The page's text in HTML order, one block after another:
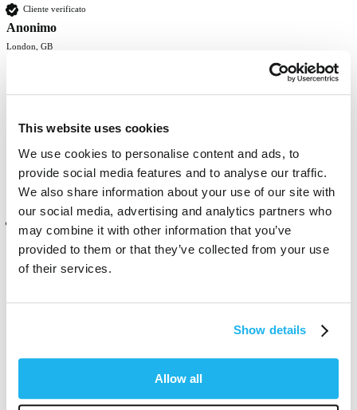
This website uses cookies
We use cookies to personalise content and ads, to
provide social media features and to analyse our traffic.
We also share information about your use of our site with
our social media, advertising and analytics partners who
may combine it with other information that you’ve
provided to them or that they’ve collected from your use
of their services.
Show details
Allow all
Cliente verificato
Anonimo
London, GB
Questa recensione ti è stata utile? Sì Segnala
Nikki de-lacy adams